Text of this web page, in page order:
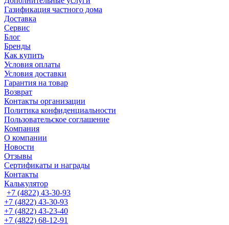
Газификация частного дома
Доставка
Сервис
Блог
Бренды
Как купить
Условия оплаты
Условия доставки
Гарантия на товар
Возврат
Контакты организации
Политика конфиденциальности
Пользовательское соглашение
Компания
О компании
Новости
Отзывы
Сертификаты и награды
Контакты
Калькулятор
+7 (4822) 43-30-93
+7 (4822) 43-30-93
+7 (4822) 43-23-40
+7 (4822) 68-12-91